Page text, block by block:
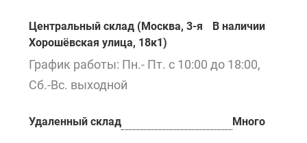
Центральный склад (Москва, 3-я
Хорошёвская улица, 18к1)
В наличии
График работы: Пн.- Пт. с 10:00 до 18:00,
Сб.-Вс. выходной
Удаленный склад Много